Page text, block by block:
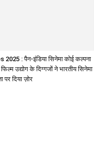
2025 : पैन-इंडिया सिनेमा कोई कल्पना
उद्योग के दिग्गजों ने भारतीय सिनेमा
पर दिया ज़ोर